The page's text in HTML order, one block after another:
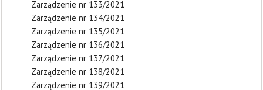
Zarządzenie nr 133/2021
Zarządzenie nr 134/2021
Zarządzenie nr 135/2021
Zarządzenie nr 136/2021
Zarządzenie nr 137/2021
Zarządzenie nr 138/2021
Zarządzenie nr 139/2021